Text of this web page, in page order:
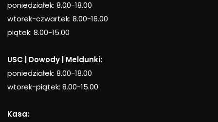
poniedziałek: 8.00-18.00
wtorek-czwartek: 8.00-16.00
piątek: 8.00-15.00
USC | Dowody | Meldunki:
poniedziałek: 8.00-18.00
wtorek-piątek: 8.00-15.00
Kasa: